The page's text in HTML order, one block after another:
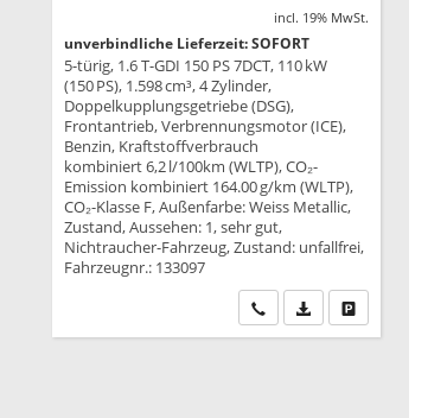
incl. 19% MwSt.
unverbindliche Lieferzeit: SOFORT
5-türig, 1.6 T-GDI 150 PS 7DCT, 110 kW
(150 PS), 1.598 cm³, 4 Zylinder,
Doppelkupplungsgetriebe (DSG),
Frontantrieb, Verbrennungsmotor (ICE),
Benzin, Kraftstoffverbrauch
kombiniert 6,2 l/100km (WLTP), CO₂-
Emission kombiniert 164.00 g/km (WLTP),
CO₂-Klasse F, Außenfarbe: Weiss Metallic,
Zustand, Aussehen: 1, sehr gut,
Nichtraucher-Fahrzeug, Zustand: unfallfrei,
Fahrzeugnr.: 133097
Wir rufen Sie an
PDF-Datei,Drucken,